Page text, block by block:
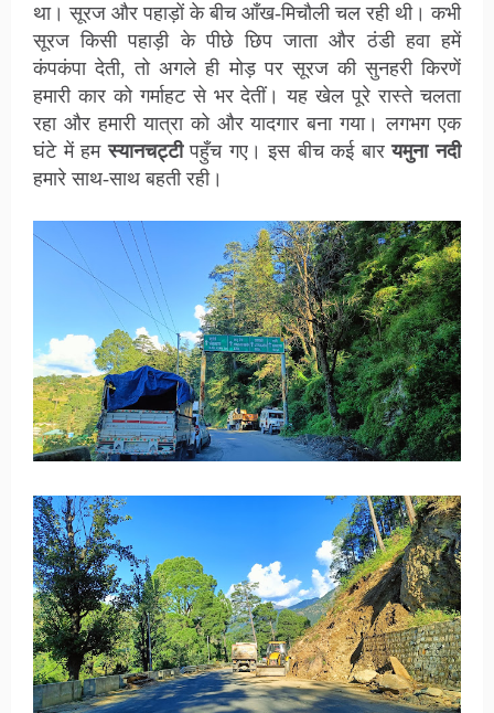
था।सूरज और पहाड़ों के बीच आँख-मिचौलीचल रही थी। कभी
सूरज किसी पहाड़ी के पीछे छिप जाता और ठंडी हवा हमें
कंपकंपा देती, तो अगले ही मोड़ पर सूरज की सुनहरी किरणें
हमारी कार को गर्माहट से भर देतीं। यह खेल पूरे रास्ते चलता
रहा और हमारी यात्रा को और यादगार बना गया। लगभग एक
घंटे में हमस्यानचट्टीपहुँच गए। इस बीच कई बारयमुना नदी
हमारे साथ-साथ बहती रही।